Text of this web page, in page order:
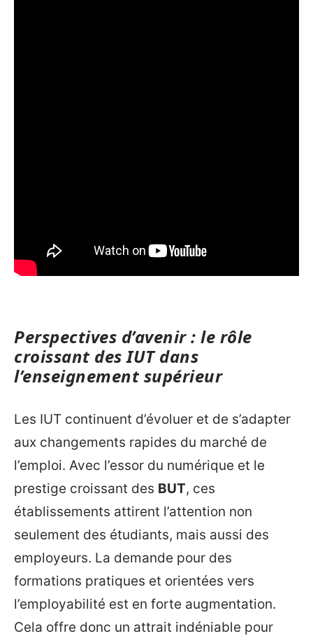
Perspectives d’avenir : le rôle
croissant des IUT dans
l’enseignement supérieur
Les IUT continuent d’évoluer et de s’adapter
aux changements rapides du marché de
l’emploi. Avec l’essor du numérique et le
prestige croissant des BUT, ces
établissements attirent l’attention non
seulement des étudiants, mais aussi des
employeurs. La demande pour des
formations pratiques et orientées vers
l’employabilité est en forte augmentation.
Cela offre donc un attrait indéniable pour